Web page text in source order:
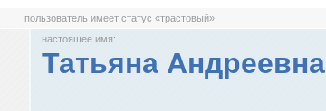
пользователь имеет статус«трастовый»
настоящее имя:
Татьяна Андреевна